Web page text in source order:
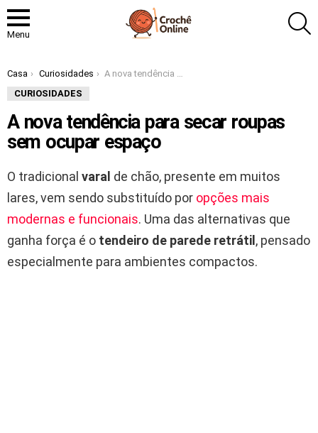
Menu
Você está aqui:
Casa Curiosidades
A nova tendência para secar roupas sem ocupar espaço
CURIOSIDADES
A nova tendência para secar roupas
sem ocupar espaço
O tradicional varal de chão, presente em muitos
lares, vem sendo substituído por opções mais
modernas e funcionais. Uma das alternativas que
ganha força é o tendeiro de parede retrátil , pensado
especialmente para ambientes compactos.